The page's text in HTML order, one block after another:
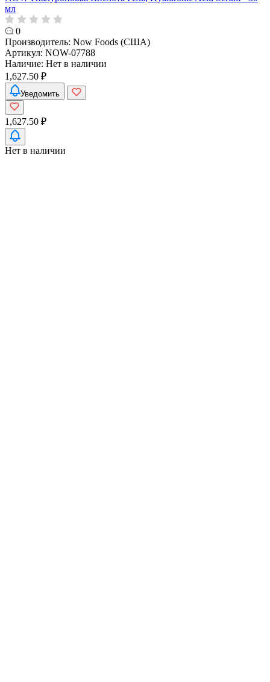
мл
0
Производитель: Now Foods (США)
Артикул: NOW-07788
Наличие: Нет в наличии
1,627.50 ₽
Уведомить
1,627.50 ₽
Нет в наличии